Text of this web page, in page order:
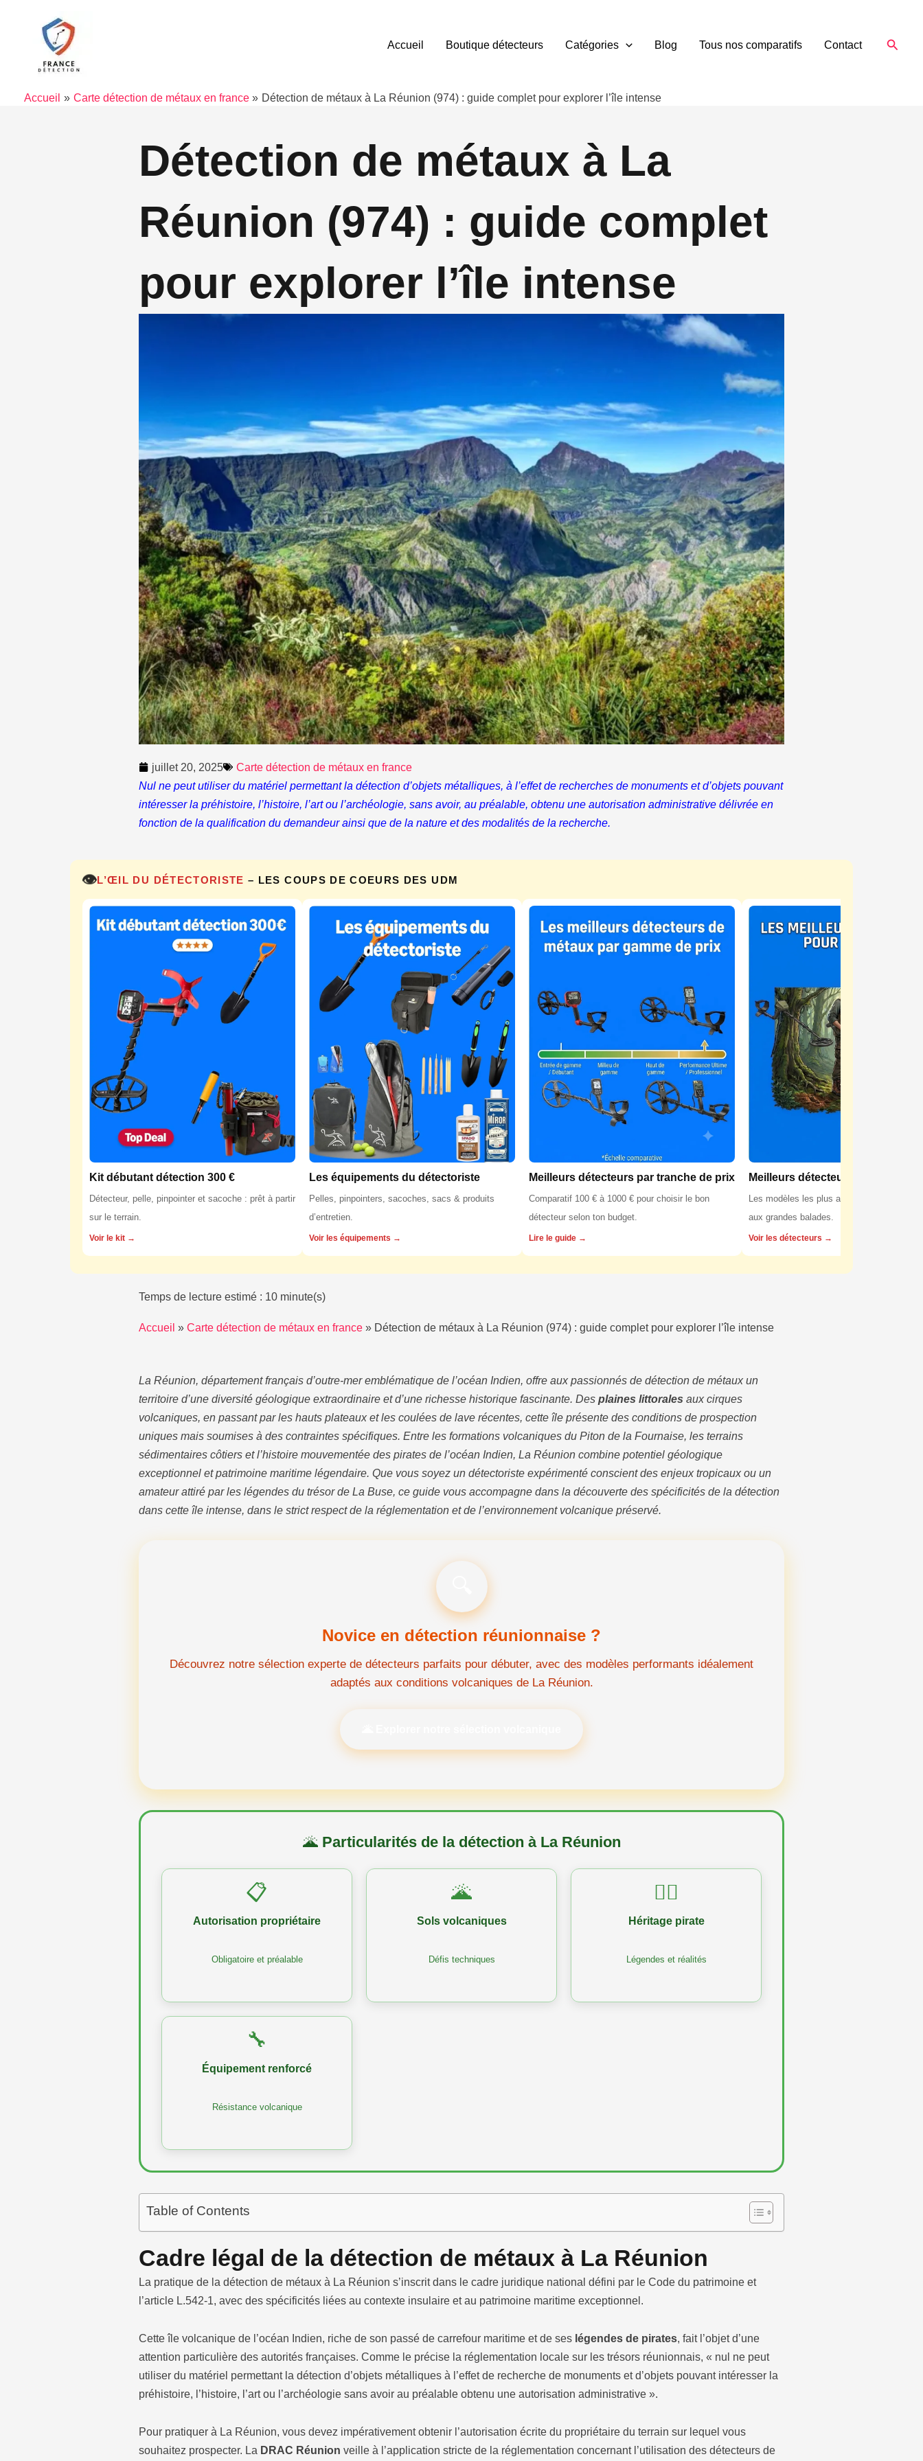
Accueil Boutique détecteurs Catégories Blog Tous nos comparatifs Contact
Accueil Carte détection de métaux en france Détection de métaux à La Réunion (974) : guide complet pour explorer l’île intense
Détection de métaux à La
Réunion (974) : guide complet
pour explorer l’île intense
juillet 20, 2025
Carte détection de métaux en france
Nul ne peut utiliser du matériel permettant la détection d’objets métalliques, à l’effet de recherches de monuments et d’objets pouvant
intéresser la préhistoire, l’histoire, l’art ou l’archéologie, sans avoir, au préalable, obtenu une autorisation administrative délivrée en
fonction de la qualification du demandeur ainsi que de la nature et des modalités de la recherche.
👁️L’ŒIL DU DÉTECTORISTE – LES COUPS DE COEURS DES UDM
Kit débutant détection 300 €
Détecteur, pelle, pinpointer et sacoche : prêt à partir
sur le terrain.
Voir le kit →
Les équipements du détectoriste
Pelles, pinpointers, sacoches, sacs & produits
d’entretien.
Voir les équipements →
Meilleurs détecteurs par tranche de prix
Comparatif 100 € à 1000 € pour choisir le bon
détecteur selon ton budget.
Lire le guide →
Meilleurs détecteurs pour la forêt
Les modèles les plus adaptés aux sols
aux grandes balades.
Voir les détecteurs →
Temps de lecture estimé : 10 minute(s)
Accueil » Carte détection de métaux en france » Détection de métaux à La Réunion (974) : guide complet pour explorer l’île intense
La Réunion, département français d’outre-mer emblématique de l’océan Indien, offre aux passionnés de détection de métaux un
territoire d’une diversité géologique extraordinaire et d’une richesse historique fascinante. Des plaines littorales aux cirques
volcaniques, en passant par les hauts plateaux et les coulées de lave récentes, cette île présente des conditions de prospection
uniques mais soumises à des contraintes spécifiques. Entre les formations volcaniques du Piton de la Fournaise, les terrains
sédimentaires côtiers et l’histoire mouvementée des pirates de l’océan Indien, La Réunion combine potentiel géologique
exceptionnel et patrimoine maritime légendaire. Que vous soyez un détectoriste expérimenté conscient des enjeux tropicaux ou un
amateur attiré par les légendes du trésor de La Buse, ce guide vous accompagne dans la découverte des spécificités de la détection
dans cette île intense, dans le strict respect de la réglementation et de l’environnement volcanique préservé.
Novice en détection réunionnaise ?
Découvrez notre sélection experte de détecteurs parfaits pour débuter, avec des modèles performants idéalement
adaptés aux conditions volcaniques de La Réunion.
🌋Particularités de la détection à La Réunion
📋
Autorisation propriétaire
Obligatoire et préalable
🌋
Sols volcaniques
Défis techniques
🏴‍☠️
Héritage pirate
Légendes et réalités
🔧
Équipement renforcé
Résistance volcanique
Table of Contents
Cadre légal de la détection de métaux à La Réunion
La pratique de la détection de métaux à La Réunion s’inscrit dans le cadre juridique national défini par le Code du patrimoine et
l’article L.542-1, avec des spécificités liées au contexte insulaire et au patrimoine maritime exceptionnel.
Cette île volcanique de l’océan Indien, riche de son passé de carrefour maritime et de ses légendes de pirates, fait l’objet d’une
attention particulière des autorités françaises. Comme le précise la réglementation locale sur les trésors réunionnais, « nul ne peut
utiliser du matériel permettant la détection d’objets métalliques à l’effet de recherche de monuments et d’objets pouvant intéresser la
préhistoire, l’histoire, l’art ou l’archéologie sans avoir au préalable obtenu une autorisation administrative ».
Pour pratiquer à La Réunion, vous devez impérativement obtenir l’autorisation écrite du propriétaire du terrain sur lequel vous
souhaitez prospecter. La DRAC Réunion veille à l’application stricte de la réglementation concernant l’utilisation des détecteurs de